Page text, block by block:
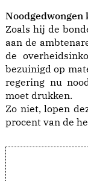
Zoals hij de
aan de
de
bezuinigd op
regering nu
moet drukken.
Zo niet, lopen
procent van de